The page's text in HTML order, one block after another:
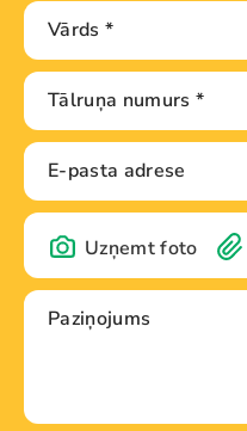
Uzņemt foto